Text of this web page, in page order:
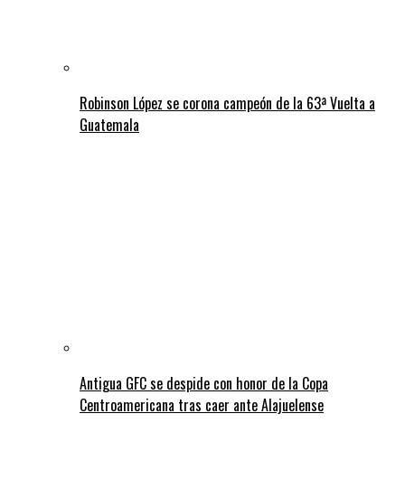
Robinson López se corona campeón de la 63ª Vuelta a
Guatemala
Antigua GFC se despide con honor de la Copa
Centroamericana tras caer ante Alajuelense